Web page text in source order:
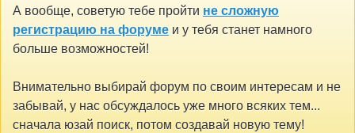
А вообще, советую тебе пройти не сложную
регистрацию на форуме и у тебя станет намного
больше возможностей!
Внимательно выбирай форум по своим интересам и не
забывай, у нас обсуждалось уже много всяких тем...
сначала юзай поиск, потом создавай новую тему!